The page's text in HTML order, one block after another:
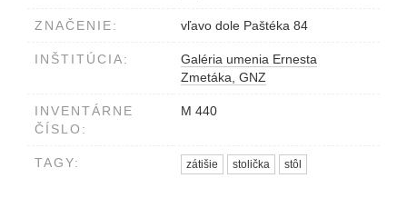
ZNAČENIE: vľavo dole Paštéka 84
INŠTITÚCIA:
Galéria umenia Ernesta
Zmetáka, GNZ
INVENTÁRNE
ČÍSLO:
M 440
TAGY: zátišie stolička stôl